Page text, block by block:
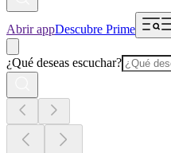
Abrir appDescubre Prime
¿Qué deseas escuchar?